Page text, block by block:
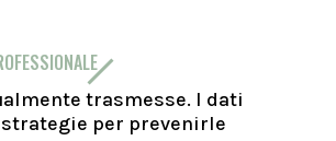
trasmesse. I dati
per prevenirle